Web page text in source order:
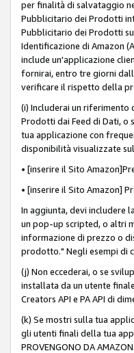
per finalità di salvataggio
Pubblicitario dei Prodotti
Pubblicitario dei Prodotti
Identificazione di Amazon
include un'applicazione
fornirai, entro tre giorni
verificare il rispetto della
(i) Includerai un
Prodotti dai Feed di Dati, o
tua applicazione con
disponibilità visualizzate
• [inserire il Sito
• [inserire il Sito Amazon]
In aggiunta, devi includere
un pop-up scripted, o altri
informazione di prezzo o
prodotto." Negli esempi di
(j) Non eccederai, o se
installata da un utente
Creators API e PA API di
(k) Se mostri sulla tua
gli utenti finali della tua
PROVENGONO DA